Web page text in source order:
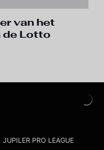
van het
de Lotto
JUPILER PRO LEAGUE